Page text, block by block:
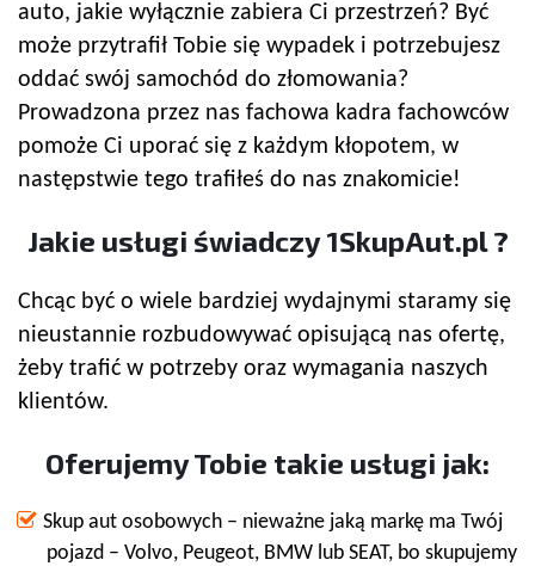
auto, jakie wyłącznie zabiera Ci przestrzeń? Być
może przytrafił Tobie się wypadek i potrzebujesz
oddać swój samochód do złomowania?
Prowadzona przez nas fachowa kadra fachowców
pomoże Ci uporać się z każdym kłopotem, w
następstwie tego trafiłeś do nas znakomicie!
Jakie usługi świadczy 1SkupAut.pl ?
Chcąc być o wiele bardziej wydajnymi staramy się
nieustannie rozbudowywać opisującą nas ofertę,
żeby trafić w potrzeby oraz wymagania naszych
klientów.
Oferujemy Tobie takie usługi jak:
Skup aut osobowych – nieważne jaką markę ma Twój
pojazd – Volvo, Peugeot, BMW lub SEAT, bo skupujemy